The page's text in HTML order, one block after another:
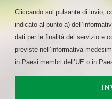
Cliccando sul pulsante di invio,
indicato al punto a)
dati per le finalità del servizio e
previste nell’informativa
in Paesi membri dell’UE o in